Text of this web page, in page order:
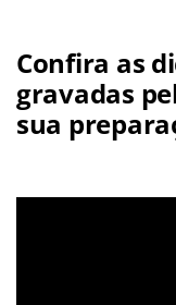
Confira as
gravadas
sua